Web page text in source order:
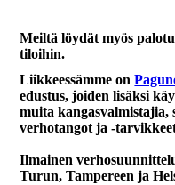
Meiltä löydät myös
tiloihin.
Liikkeessämme on
edustus, joiden lisäksi
muita kangasvalmistajia,
verhotangot ja -
Ilmainen
Turun, Tampereen ja